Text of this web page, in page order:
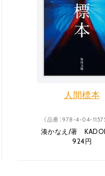
人間標本
（品番：978-4-04-
湊かなえ/著
924円